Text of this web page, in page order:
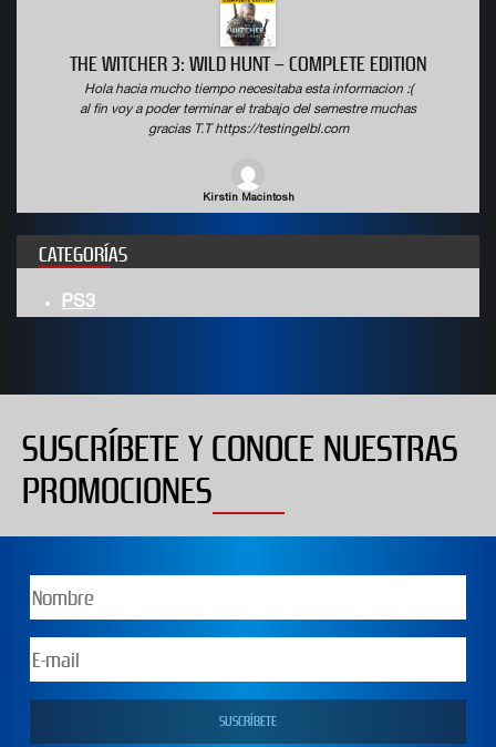
THE WITCHER 3: WILD HUNT – COMPLETE EDITION
Hola hacia mucho tiempo necesitaba esta informacion :(
al fin voy a poder terminar el trabajo del semestre muchas
gracias T.T https://testingelbl.com
Kirstin Macintosh
CATEGORÍAS
PS3
SUSCRÍBETE Y CONOCE NUESTRAS
PROMOCIONES